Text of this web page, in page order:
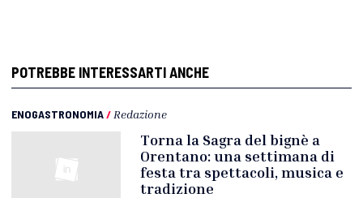
POTREBBE INTERESSARTI ANCHE
ENOGASTRONOMIA/ Redazione
Torna la Sagra del bignè a
Orentano: una settimana di
festa tra spettacoli, musica e
tradizione